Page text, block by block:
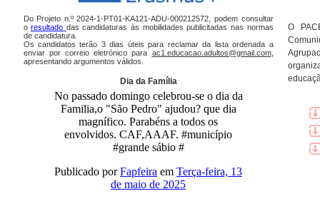
Do Projeto n.º 2024-1-PT01-KA121-ADU-000212572, podem consultar
oresultado das candidaturas às mobilidades publicitadas nas normas
de candidatura.
Os candidatos terão 3 dias úteis para reclamar da lista ordenada a
enviar por correio eletrónico para ac1.educacao.adultos@gmail.com,
apresentando argumentos válidos.
Dia da Família
No passado domingo celebrou-se o dia da
Familia,o "São Pedro" ajudou? que dia
magnífico. Parabéns a todos os
envolvidos. CAF,AAAF. #município
#grande sábio #
Publicado porFapfeira em Terça-feira, 13
de maio de 2025
O